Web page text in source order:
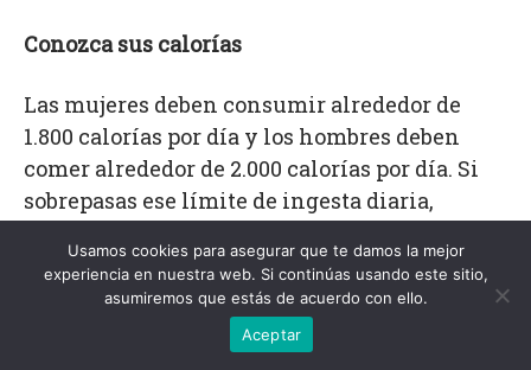
Conozca sus calorías
Las mujeres deben consumir alrededor de
1.800 calorías por día y los hombres deben
comer alrededor de 2.000 calorías por día. Si
sobrepasas ese límite de ingesta diaria,
tratar de calcular cuánto debe comer por
día. Si permanece dentro de su límite y hace
ejercicio, verá resultados y perderá peso.
Usamos cookies para asegurar que te damos la mejor
experiencia en nuestra web. Si continúas usando este sitio,
asumiremos que estás de acuerdo con ello.
Aceptar